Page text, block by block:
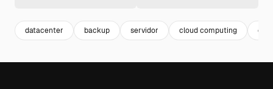
datacenter backup servidor cloud computing